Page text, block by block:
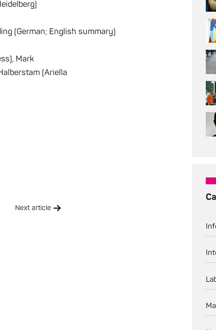
(German; English summary)
Mark
(Ariella
Next article